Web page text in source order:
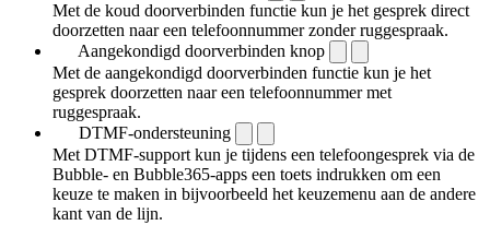
Met de koud doorverbinden functie kun je het gesprek direct
doorzetten naar een telefoonnummer zonder ruggespraak.
Aangekondigd doorverbinden knop
Met de aangekondigd doorverbinden functie kun je het
gesprek doorzetten naar een telefoonnummer met
ruggespraak.
DTMF-ondersteuning
Met DTMF-support kun je tijdens een telefoongesprek via de
Bubble- en Bubble365-apps een toets indrukken om een
keuze te maken in bijvoorbeeld het keuzemenu aan de andere
kant van de lijn.